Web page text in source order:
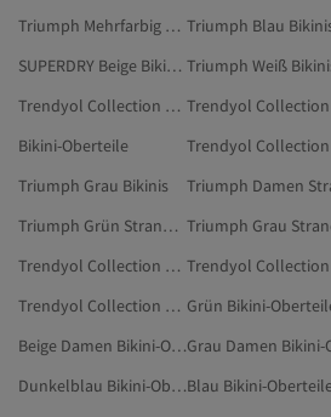
Triumph Mehrfarbig Bikinis Triumph Blau
SUPERDRY Beige Bikini-Oberteile Triumph Weiß
Trendyol Collection Bikini-Oberteile
Bikini-Oberteile
Triumph Grau Bikinis
Triumph Grün Strandmode
Trendyol Collection Beige Bikini-Oberteile
Trendyol Collection Schwarz Bikini-Oberteile Grün Bikini-
Beige Damen Bikini-Oberteile
Dunkelblau Bikini-OberteileBlau Bikini-